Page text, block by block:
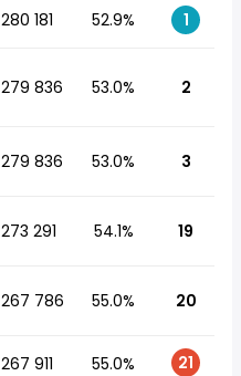
181 52.9% 1
279 836 53.0% 2
279 836 53.0% 3
291 54.1% 19
267 786 55.0% 20
911 55.0% 21